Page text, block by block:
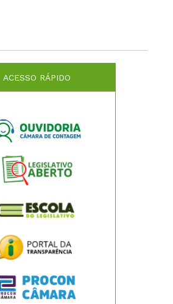
ACESSO RÁPIDO